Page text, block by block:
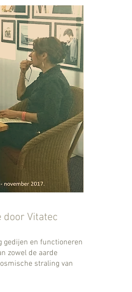
Vitatec
gedijen en functioneren
zowel de aarde
straling van